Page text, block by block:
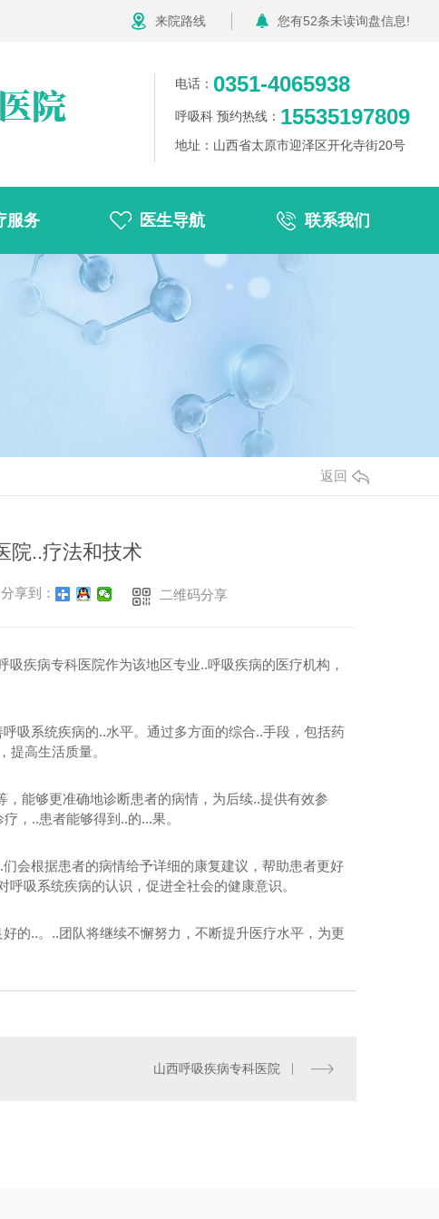
来院路线 您有52条未读询盘信息!
电话： 0351-4065938
呼吸科 预约热线： 15535197809
地址：山西省太原市迎泽区开化寺街20号
服务 医生导航 联系我们
返回
院..疗法和技术
分享到： 二维码分享
疾病专科医院作为该地区专业..呼吸疾病的医疗机构，
吸系统疾病的..水平。通过多方面的综合..手段，包括药
提高生活质量。
能够更准确地诊断患者的病情，为后续..提供有效参
，..患者能够得到..的...果。
会根据患者的病情给予详细的康复建议，帮助患者更好
吸系统疾病的认识，促进全社会的健康意识。
的..。..团队将继续不懈努力，不断提升医疗水平，为更
山西呼吸疾病专科医院